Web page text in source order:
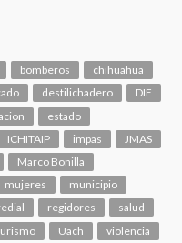
bomberos
chihuahua
destilichadero
DIF
estado
ICHITAIP impas
JMAS
Marco Bonilla
mujeres
municipio
regidores
salud
Uach violencia